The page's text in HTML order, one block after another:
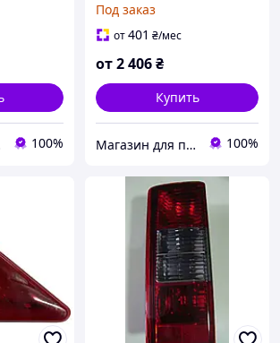
100%
Под заказ
от401 ₴/мес
от2 406₴
Купить
Магазин для профессионалов 100%